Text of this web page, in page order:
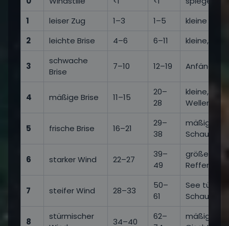
1
leiser Zug 1–3 1–5
kleine
2
leichte Brise 4–6 6–11 kleine,
3
schwache
Brise
7–10 12–19 Anfänge
4 mäßige Brise 11–15
20–
28
kleine,
Wellen –
5 frische Brise 16–21
29–
38
mäßige
6 starker Wind 22–27
39–
49
größere
Reffen,
7 steifer Wind 28–33
50–
61
See türmt
8
stürmischer
34–40
62–
mäßig